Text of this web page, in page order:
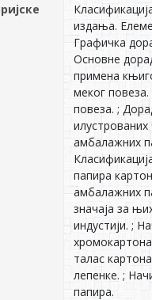
издања.
Графичка
Основне
примена
меког
повеза. ;
илустрованих
амбалажних
папира
амбалажних
значаја за
индустији. ;
талас
лепенке. ;
папира.